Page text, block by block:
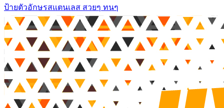
ป้ายตัวอักษรสแตนเลส สวยๆ ทนๆ